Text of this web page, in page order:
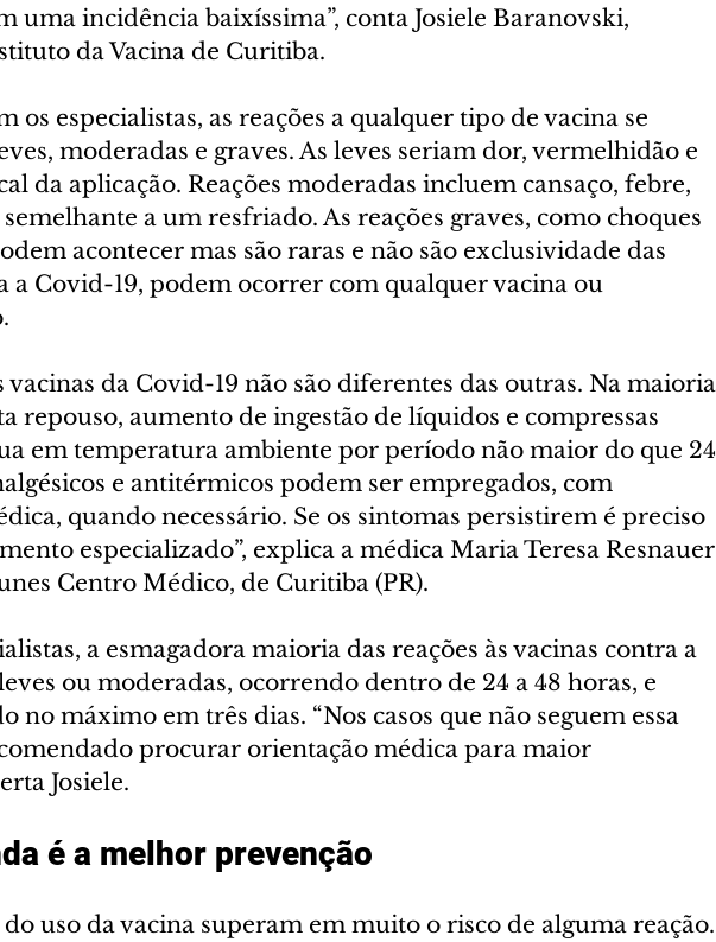
uma incidência baixíssima”, conta Josiele Baranovski,
da Vacina de Curitiba.
os especialistas, as reações a qualquer tipo de vacina se
moderadas e graves. As leves seriam dor, vermelhidão e
da aplicação. Reações moderadas incluem cansaço, febre,
a um resfriado. As reações graves, como choques
acontecer mas são raras e não são exclusividade das
a Covid-19, podem ocorrer com qualquer vacina ou
vacinas da Covid-19 não são diferentes das outras. Na maioria
repouso, aumento de ingestão de líquidos e compressas
em temperatura ambiente por período não maior do que 24
e antitérmicos podem ser empregados, com
quando necessário. Se os sintomas persistirem é preciso
especializado”, explica a médica Maria Teresa Resnauer
Centro Médico, de Curitiba (PR).
a esmagadora maioria das reações às vacinas contra a
ou moderadas, ocorrendo dentro de 24 a 48 horas, e
no máximo em três dias. “Nos casos que não seguem essa
procurar orientação médica para maior
Josiele.
é a melhor prevenção
uso da vacina superam em muito o risco de alguma reação.